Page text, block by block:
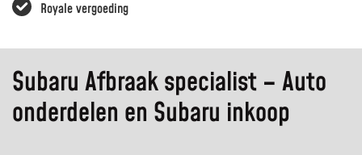
Royale vergoeding
Subaru Afbraak specialist – Auto
onderdelen en Subaru inkoop